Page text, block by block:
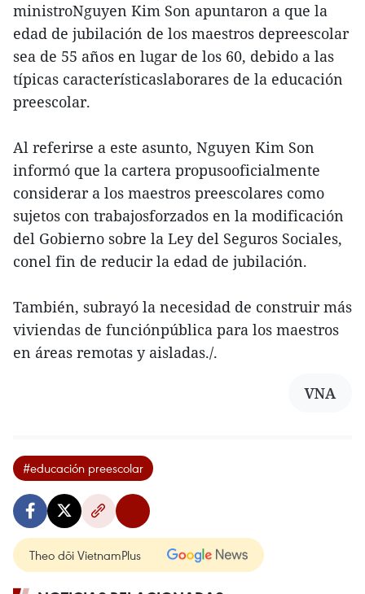
ministroNguyen Kim Son apuntaron a que la
edad de jubilación de los maestros depreescolar
sea de 55 años en lugar de los 60, debido a las
típicas característicaslaborares de la educación
preescolar.
Al referirse a este asunto, Nguyen Kim Son
informó que la cartera propusooficialmente
considerar a los maestros preescolares como
sujetos con trabajosforzados en la modificación
del Gobierno sobre la Ley del Seguros Sociales,
conel fin de reducir la edad de jubilación.
También, subrayó la necesidad de construir más
viviendas de funciónpública para los maestros
en áreas remotas y aisladas./.
VNA
#educación preescolar
Theo dõi VietnamPlus